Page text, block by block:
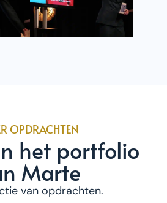
OPDRACHTEN
het portfolio
Marte
van opdrachten.